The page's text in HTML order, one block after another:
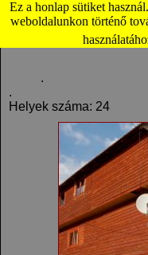
Ez a honlap sütiket
weboldalunkon történő
Vertop:
.
.
Helyek száma: 24